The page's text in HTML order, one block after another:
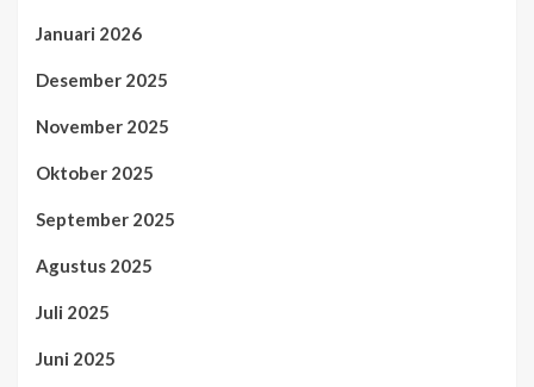
Januari 2026
Desember 2025
November 2025
Oktober 2025
September 2025
Agustus 2025
Juli 2025
Juni 2025